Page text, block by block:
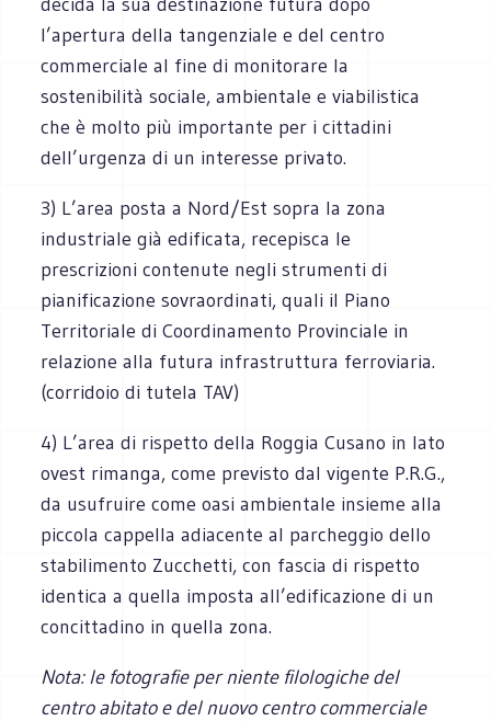
l’apertura della tangenziale e del centro
commerciale al fine di monitorare la
sostenibilità sociale, ambientale e viabilistica
che è molto più importante per i cittadini
dell’urgenza di un interesse privato.
3) L’area posta a Nord/Est sopra la zona
industriale già edificata, recepisca le
prescrizioni contenute negli strumenti di
pianificazione sovraordinati, quali il Piano
Territoriale di Coordinamento Provinciale in
relazione alla futura infrastruttura ferroviaria.
(corridoio di tutela TAV)
4) L’area di rispetto della Roggia Cusano in lato
ovest rimanga, come previsto dal vigente P.R.G.,
da usufruire come oasi ambientale insieme alla
piccola cappella adiacente al parcheggio dello
stabilimento Zucchetti, con fascia di rispetto
identica a quella imposta all’edificazione di un
concittadino in quella zona.
Nota: le fotografie per niente filologiche del
centro abitato e del nuovo centro commerciale